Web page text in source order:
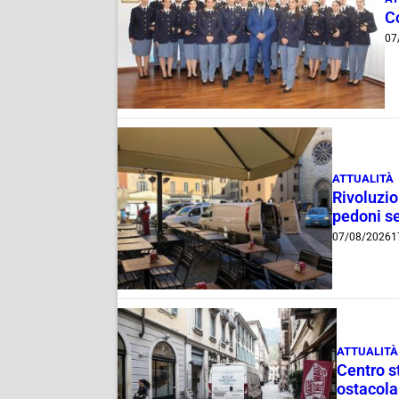
ATTUALITÀ
pedoni
07/08/2026
ATTUALITÀ
Centro